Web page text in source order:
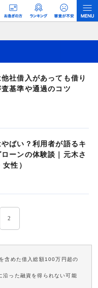
ジを訪れ、成約が発生すると弊
益モデルです。 ただし、特定の
調査／ユーザーへの口コミ収集な
社借入があっても借り
基準や通過のコツ
ばい？利用者が語るキ
ーンの体験談｜元木さ
性）
2
含めた借入総額100万円超の
沿った融資を得られない可能